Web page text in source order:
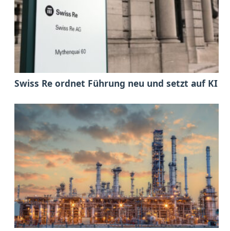
Swiss Re ordnet Führung neu und setzt auf KI